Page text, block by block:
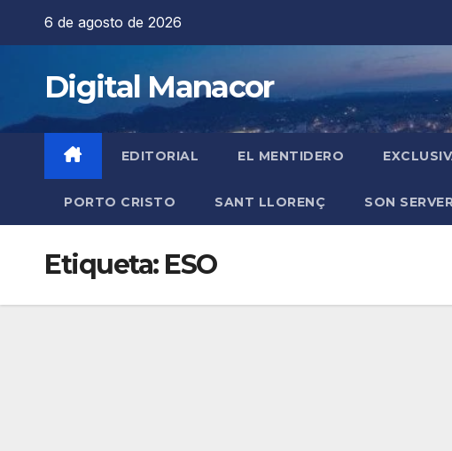
6 de agosto de 2026
Digital Manacor
EDITORIAL EL MENTIDERO
PORTO CRISTO SANT LLORENÇ SON
Etiqueta: ESO